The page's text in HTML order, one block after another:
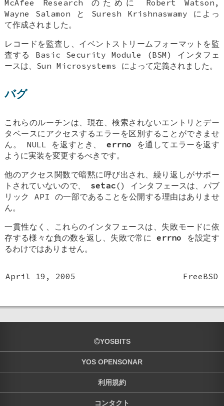
McAfee Research のために Robert Watson ,
Wayne Salamon と Suresh Krishnaswamy によっ
て作成されました。
レコードを監査し、イベントストリームフォーマットを監
査する Basic Security Module (BSM) インタフェ
ースは、Sun Microsystems によって定義されました。
バグ
これらのルーチンは、現在、検索されないエントリとデー
タベースにアクセスするエラーを区別することができませ
ん。 NULL を返すとき、errno を通してエラーを返す
ように実装を変更するべきです。
他のアクセス関数で暗黙に呼び出され、繰り返しがサポー
トされていないので、 setac() インタフェースは、パブ
リック API の一部であることを公開する理由はありませ
ん。
一貫性なく、これらのインタフェースは、失敗モードに依
存する様々な負の数を返し、失敗で常にerrno を設定す
るわけではありません。
April 19, 2005 FreeBSD
YOSBITS
YOS OPENSONAR
利用規約
コンタクト